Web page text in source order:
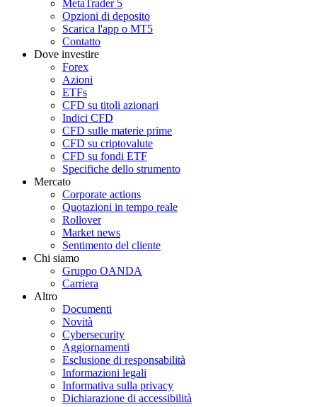
MetaTrader 5
Opzioni di deposito
Scarica l'app o MT5
Contatto
Dove investire
Forex
Azioni
ETFs
CFD su titoli azionari
Indici CFD
CFD sulle materie prime
CFD su criptovalute
CFD su fondi ETF
Specifiche dello strumento
Mercato
Corporate actions
Quotazioni in tempo reale
Rollover
Market news
Sentimento del cliente
Chi siamo
Gruppo OANDA
Carriera
Altro
Documenti
Novità
Cybersecurity
Aggiornamenti
Esclusione di responsabilità
Informazioni legali
Informativa sulla privacy
Dichiarazione di accessibilità